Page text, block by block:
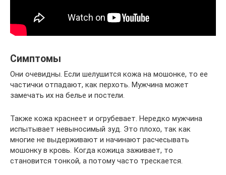
Симптомы
Они очевидны. Если шелушится кожа на мошонке, то ее
частички отпадают, как перхоть. Мужчина может
замечать их на белье и постели.
Также кожа краснеет и огрубевает. Нередко мужчина
испытывает невыносимый зуд. Это плохо, так как
многие не выдерживают и начинают расчесывать
мошонку в кровь. Когда кожица заживает, то
становится тонкой, а потому часто трескается.